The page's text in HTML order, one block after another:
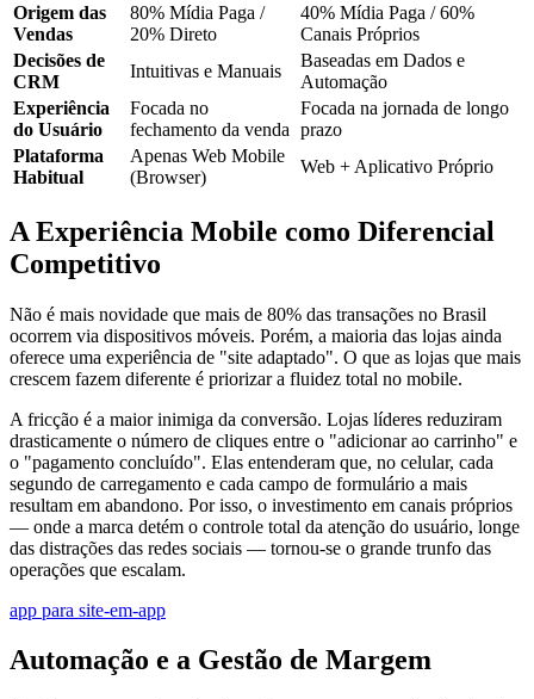
Origem das
Vendas
80% Mídia Paga /
20% Direto
40% Mídia Paga / 60%
Canais Próprios
Decisões de
CRM
Intuitivas e Manuais
Baseadas em Dados e
Automação
Experiência
do Usuário
Focada no
fechamento da venda
Focada na jornada de longo
prazo
Plataforma
Habitual
Apenas Web Mobile
(Browser)
Web + Aplicativo Próprio
A Experiência Mobile como Diferencial
Competitivo
Não é mais novidade que mais de 80% das transações no Brasil
ocorrem via dispositivos móveis. Porém, a maioria das lojas ainda
oferece uma experiência de "site adaptado". O que as lojas que mais
crescem fazem diferente é priorizar a fluidez total no mobile.
A fricção é a maior inimiga da conversão. Lojas líderes reduziram
drasticamente o número de cliques entre o "adicionar ao carrinho" e
o "pagamento concluído". Elas entenderam que, no celular, cada
segundo de carregamento e cada campo de formulário a mais
resultam em abandono. Por isso, o investimento em canais próprios
— onde a marca detém o controle total da atenção do usuário, longe
das distrações das redes sociais — tornou-se o grande trunfo das
operações que escalam.
app para site-em-app
Automação e a Gestão de Margem